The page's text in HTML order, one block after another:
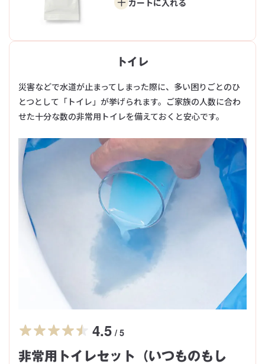
カートに入れる
トイレ
災害などで水道が止まってしまった際に、多い困りごとのひ
とつとして「トイレ」が挙げられます。ご家族の人数に合わ
せた十分な数の非常用トイレを備えておくと安心です。
4.5 / 5
非常用トイレセット（いつものもし